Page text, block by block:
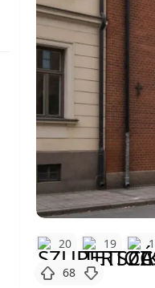
20 19
68